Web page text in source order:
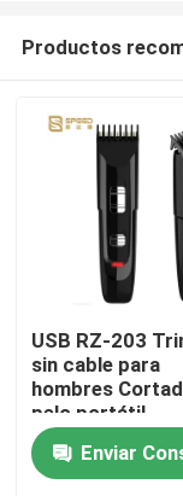
Inicio
Productos
Productos
USB RZ-203
sin cable para
hombres
pelo portátil
Enviar